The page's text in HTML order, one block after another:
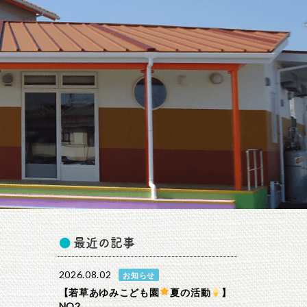
最近の記事
2026.08.02 お知らせ
【若草あゆみこども園 夏の活動
】